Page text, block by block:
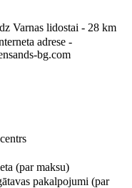
Varnas lidostai - 28 km
adrese -
bg.com
(par maksu)
pakalpojumi (par